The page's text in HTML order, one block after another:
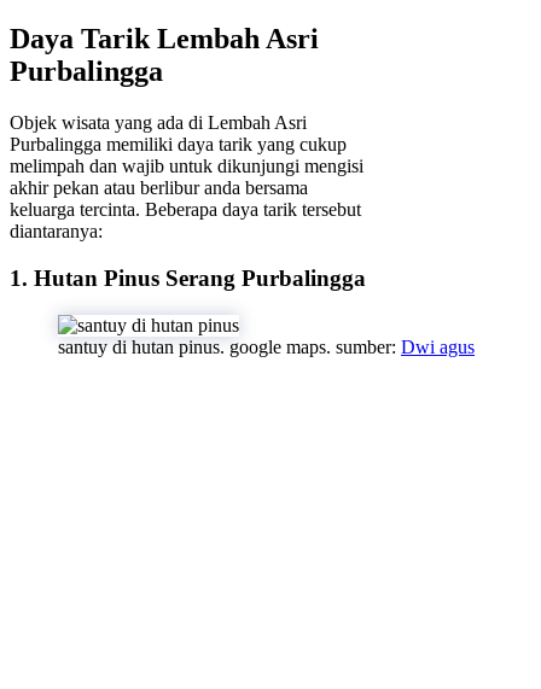
Daya Tarik Lembah Asri
Purbalingga
Objek wisata yang ada di Lembah Asri
Purbalingga memiliki daya tarik yang cukup
melimpah dan wajib untuk dikunjungi mengisi
akhir pekan atau berlibur anda bersama
keluarga tercinta. Beberapa daya tarik tersebut
diantaranya:
1. Hutan Pinus Serang Purbalingga
santuy di hutan pinus. google maps. sumber: Dwi agus